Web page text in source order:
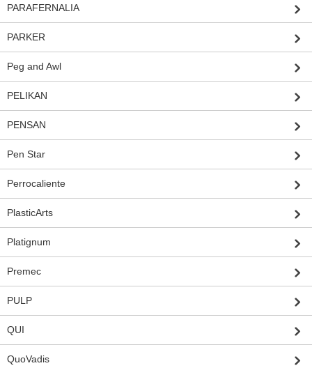
PARAFERNALIA
PARKER
Peg and Awl
PELIKAN
PENSAN
Pen Star
Perrocaliente
PlasticArts
Platignum
Premec
PULP
QUI
QuoVadis